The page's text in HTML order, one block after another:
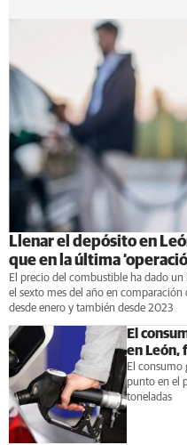
Llenar el depósito en
que en la última
El precio del combustible ha dado
el sexto mes del año en
desde enero y también desde 2023
El
en León,
El consumo
punto en el
toneladas